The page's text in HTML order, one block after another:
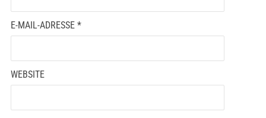
E-MAIL-ADRESSE *
WEBSITE